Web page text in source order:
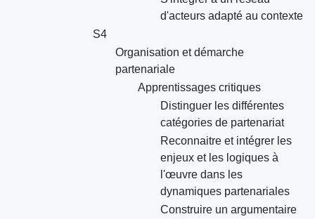
d'acteurs adapté au contexte
S4
Organisation et démarche
partenariale
Apprentissages critiques
Distinguer les différentes
catégories de partenariat
Reconnaitre et intégrer les
enjeux et les logiques à
l'œuvre dans les
dynamiques partenariales
Construire un argumentaire